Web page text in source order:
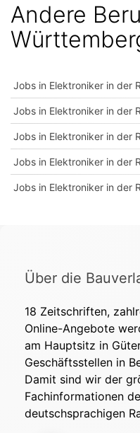
Andere
Jobs in Elektroniker in der
Jobs in Elektroniker in der
Jobs in Elektroniker in der
Jobs in Elektroniker in der
Jobs in Elektroniker in der
Über die
18 Zeitschriften,
Online-Angebote
am Hauptsitz in
Geschäftsstellen in
Damit sind wir der
Fachinformationen
deutschsprachigen